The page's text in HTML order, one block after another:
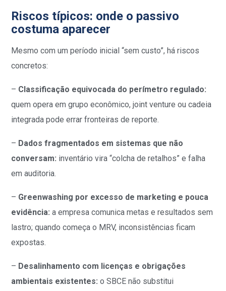
Riscos típicos: onde o passivo
costuma aparecer
Mesmo com um período inicial “sem custo”, há riscos
concretos:
– Classificação equivocada do perímetro regulado:
quem opera em grupo econômico, joint venture ou cadeia
integrada pode errar fronteiras de reporte.
– Dados fragmentados em sistemas que não
conversam: inventário vira “colcha de retalhos” e falha
em auditoria.
– Greenwashing por excesso de marketing e pouca
evidência: a empresa comunica metas e resultados sem
lastro; quando começa o MRV, inconsistências ficam
expostas.
– Desalinhamento com licenças e obrigações
ambientais existentes: o SBCE não substitui